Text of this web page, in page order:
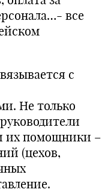
все
с
Не только
их помощники –
(цехов,